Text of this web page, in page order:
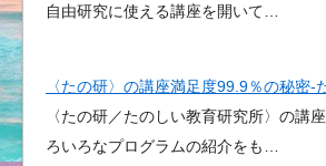
自由研究に使える講座を開いて…
〈たの研〉の講座満足度99.9％の秘密-
〈たの研／たのしい教育研究所〉の講
ろいろなプログラムの紹介をも…